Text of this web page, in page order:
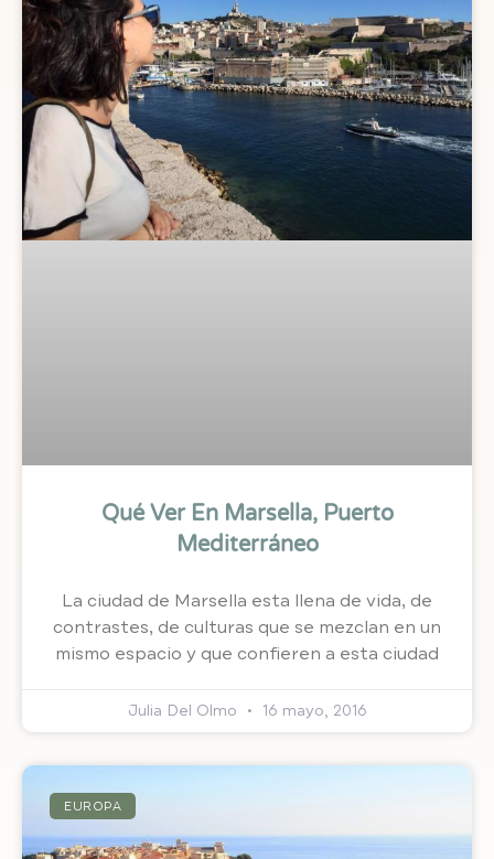
Qué Ver En Marsella, Puerto
Mediterráneo
La ciudad de Marsella esta llena de vida, de
contrastes, de culturas que se mezclan en un
mismo espacio y que confieren a esta ciudad
Julia Del Olmo 16 mayo, 2016
EUROPA